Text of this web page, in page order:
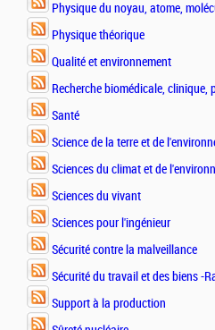
Physique du noyau, atome,
Physique théorique
Qualité et environnement
Recherche biomédicale, clinique,
Santé
Science de la terre et de
Sciences du climat et de
Sciences du vivant
Sciences pour l'ingénieur
Sécurité contre la malveillance
Sécurité du travail et des biens -
Support à la production